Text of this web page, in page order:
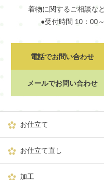
着物に関するご相談な
●受付時間 10：00
電話でお問い合わせ
メールでお問い合わせ
お仕立て
お仕立て直し
加工